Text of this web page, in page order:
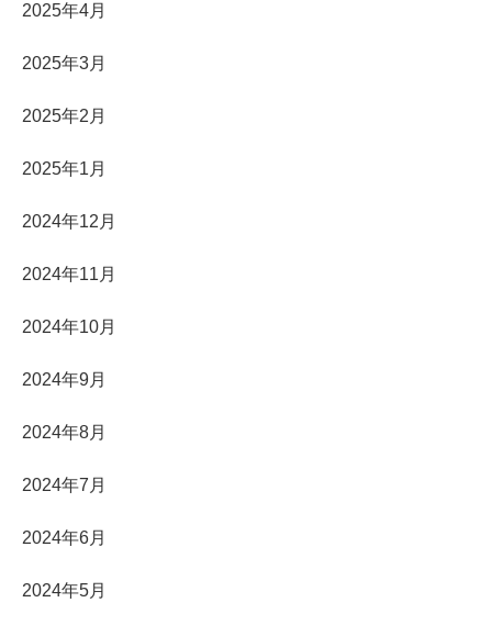
2025年4月
2025年3月
2025年2月
2025年1月
2024年12月
2024年11月
2024年10月
2024年9月
2024年8月
2024年7月
2024年6月
2024年5月